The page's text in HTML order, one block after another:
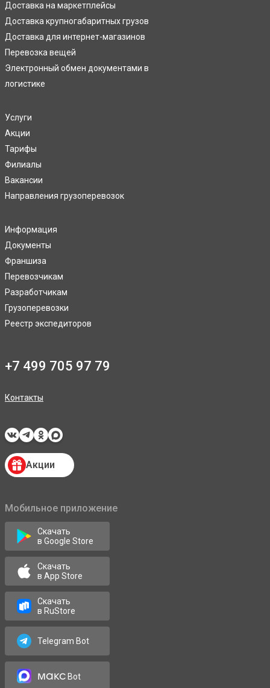
Доставка на маркетплейсы
Доставка крупногабаритных грузов
Доставка для интернет-магазинов
Перевозка вещей
Электронный обмен документами в
логистике
Услуги
Акции
Тарифы
Филиалы
Вакансии
Направления грузоперевозок
Информация
Документы
Франшиза
Перевозчикам
Разработчикам
Грузоперевозки
Реестр экспедиторов
+7 499 705 97 79
Контакты
Акции
Мобильное приложение
Скачать
в Google Store
Скачать
в App Store
Скачать
в RuStore
Telegram Bot
максBot